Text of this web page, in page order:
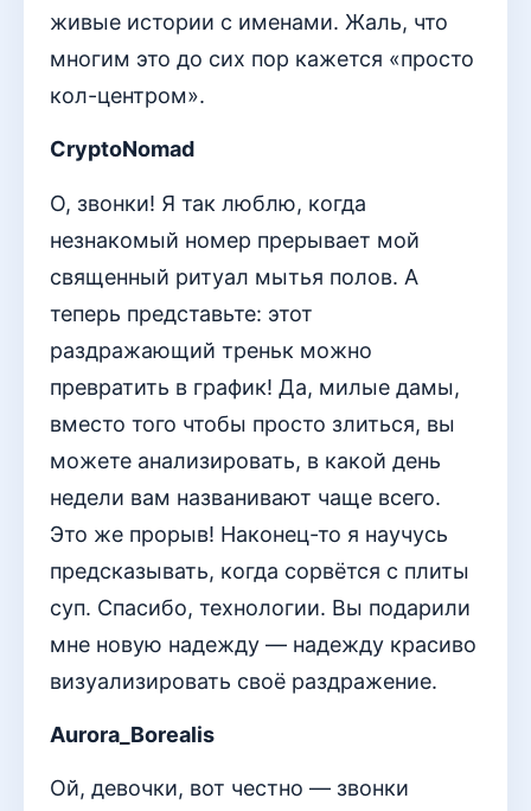
живые истории с именами. Жаль, что
многим это до сих пор кажется «просто
кол-центром».
CryptoNomad
О, звонки! Я так люблю, когда
незнакомый номер прерывает мой
священный ритуал мытья полов. А
теперь представьте: этот
раздражающий треньк можно
превратить в график! Да, милые дамы,
вместо того чтобы просто злиться, вы
можете анализировать, в какой день
недели вам названивают чаще всего.
Это же прорыв! Наконец-то я научусь
предсказывать, когда сорвётся с плиты
суп. Спасибо, технологии. Вы подарили
мне новую надежду — надежду красиво
визуализировать своё раздражение.
Aurora_Borealis
Ой, девочки, вот честно — звонки